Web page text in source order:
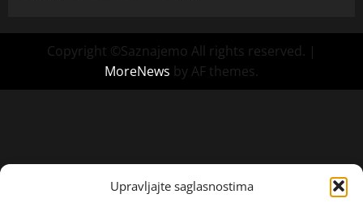
Upravljajte saglasnostima
Copyright ©Saznajemo All rights reserved. |
MoreNews by AF themes.